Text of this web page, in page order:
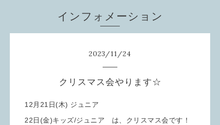
インフォメーション
2023/11/24
クリスマス会やります☆
12月21日(木) ジュニア
22日(金)キッズ/ジュニア は、クリスマス会です！